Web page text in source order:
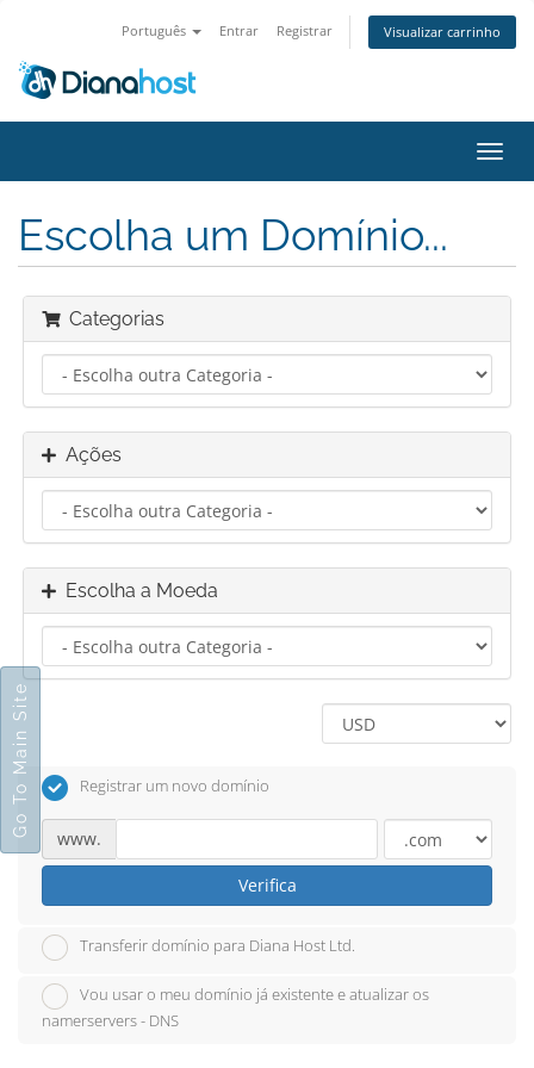
Português Entrar Registrar Visualizar carrinho
Escolha um Domínio...
Categorias
Ações
Escolha a Moeda
Registrar um novo domínio
www.
Verifica
Transferir domínio para Diana Host Ltd.
Vou usar o meu domínio já existente e atualizar os
namerservers - DNS
Go To Main Site